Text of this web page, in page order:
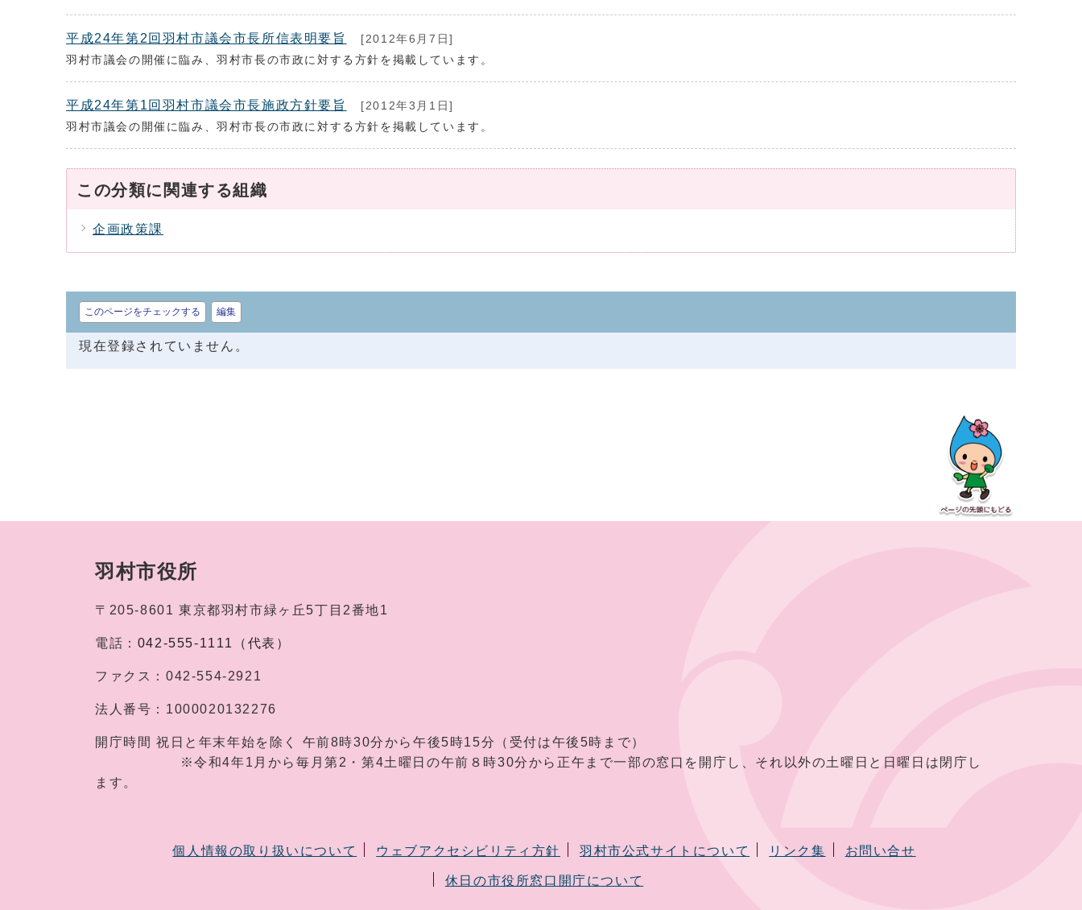
平成24年第2回羽村市議会市長所信表明要旨
[2012年6月7日]
羽村市議会の開催に臨み、羽村市長の市政に対する方針を掲載しています。
平成24年第1回羽村市議会市長施政方針要旨
[2012年3月1日]
羽村市議会の開催に臨み、羽村市長の市政に対する方針を掲載しています。
この分類に関連する組織
企画政策課
このページをチェックする 編集
現在登録されていません。
羽村市役所
〒205-8601 東京都羽村市緑ヶ丘5丁目2番地1
電話： 042-555-1111（代表）
ファクス： 042-554-2921
法人番号： 1000020132276
開庁時間 祝日と年末年始を除く 午前8時30分から午後5時15分（受付は午後5時まで）
※令和4年1月から毎月第2・第4土曜日の午前８時30分から正午まで一部の窓口を開庁し、それ以外の土曜日と日曜日は閉庁し
ます。
個人情報の取り扱いについて ウェブアクセシビリティ方針 羽村市公式サイトについて リンク集 お問い合せ
休日の市役所窓口開庁について